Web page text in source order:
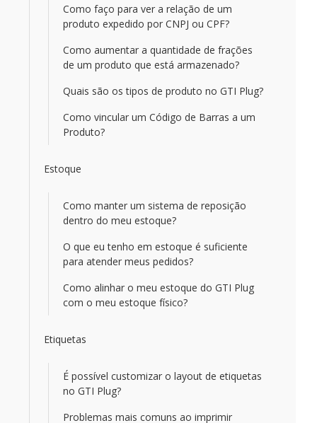
Como faço para ver a relação de um
produto expedido por CNPJ ou CPF?
Como aumentar a quantidade de frações
de um produto que está armazenado?
Quais são os tipos de produto no GTI Plug?
Como vincular um Código de Barras a um
Produto?
Estoque
Como manter um sistema de reposição
dentro do meu estoque?
O que eu tenho em estoque é suficiente
para atender meus pedidos?
Como alinhar o meu estoque do GTI Plug
com o meu estoque físico?
Etiquetas
É possível customizar o layout de etiquetas
no GTI Plug?
Problemas mais comuns ao imprimir